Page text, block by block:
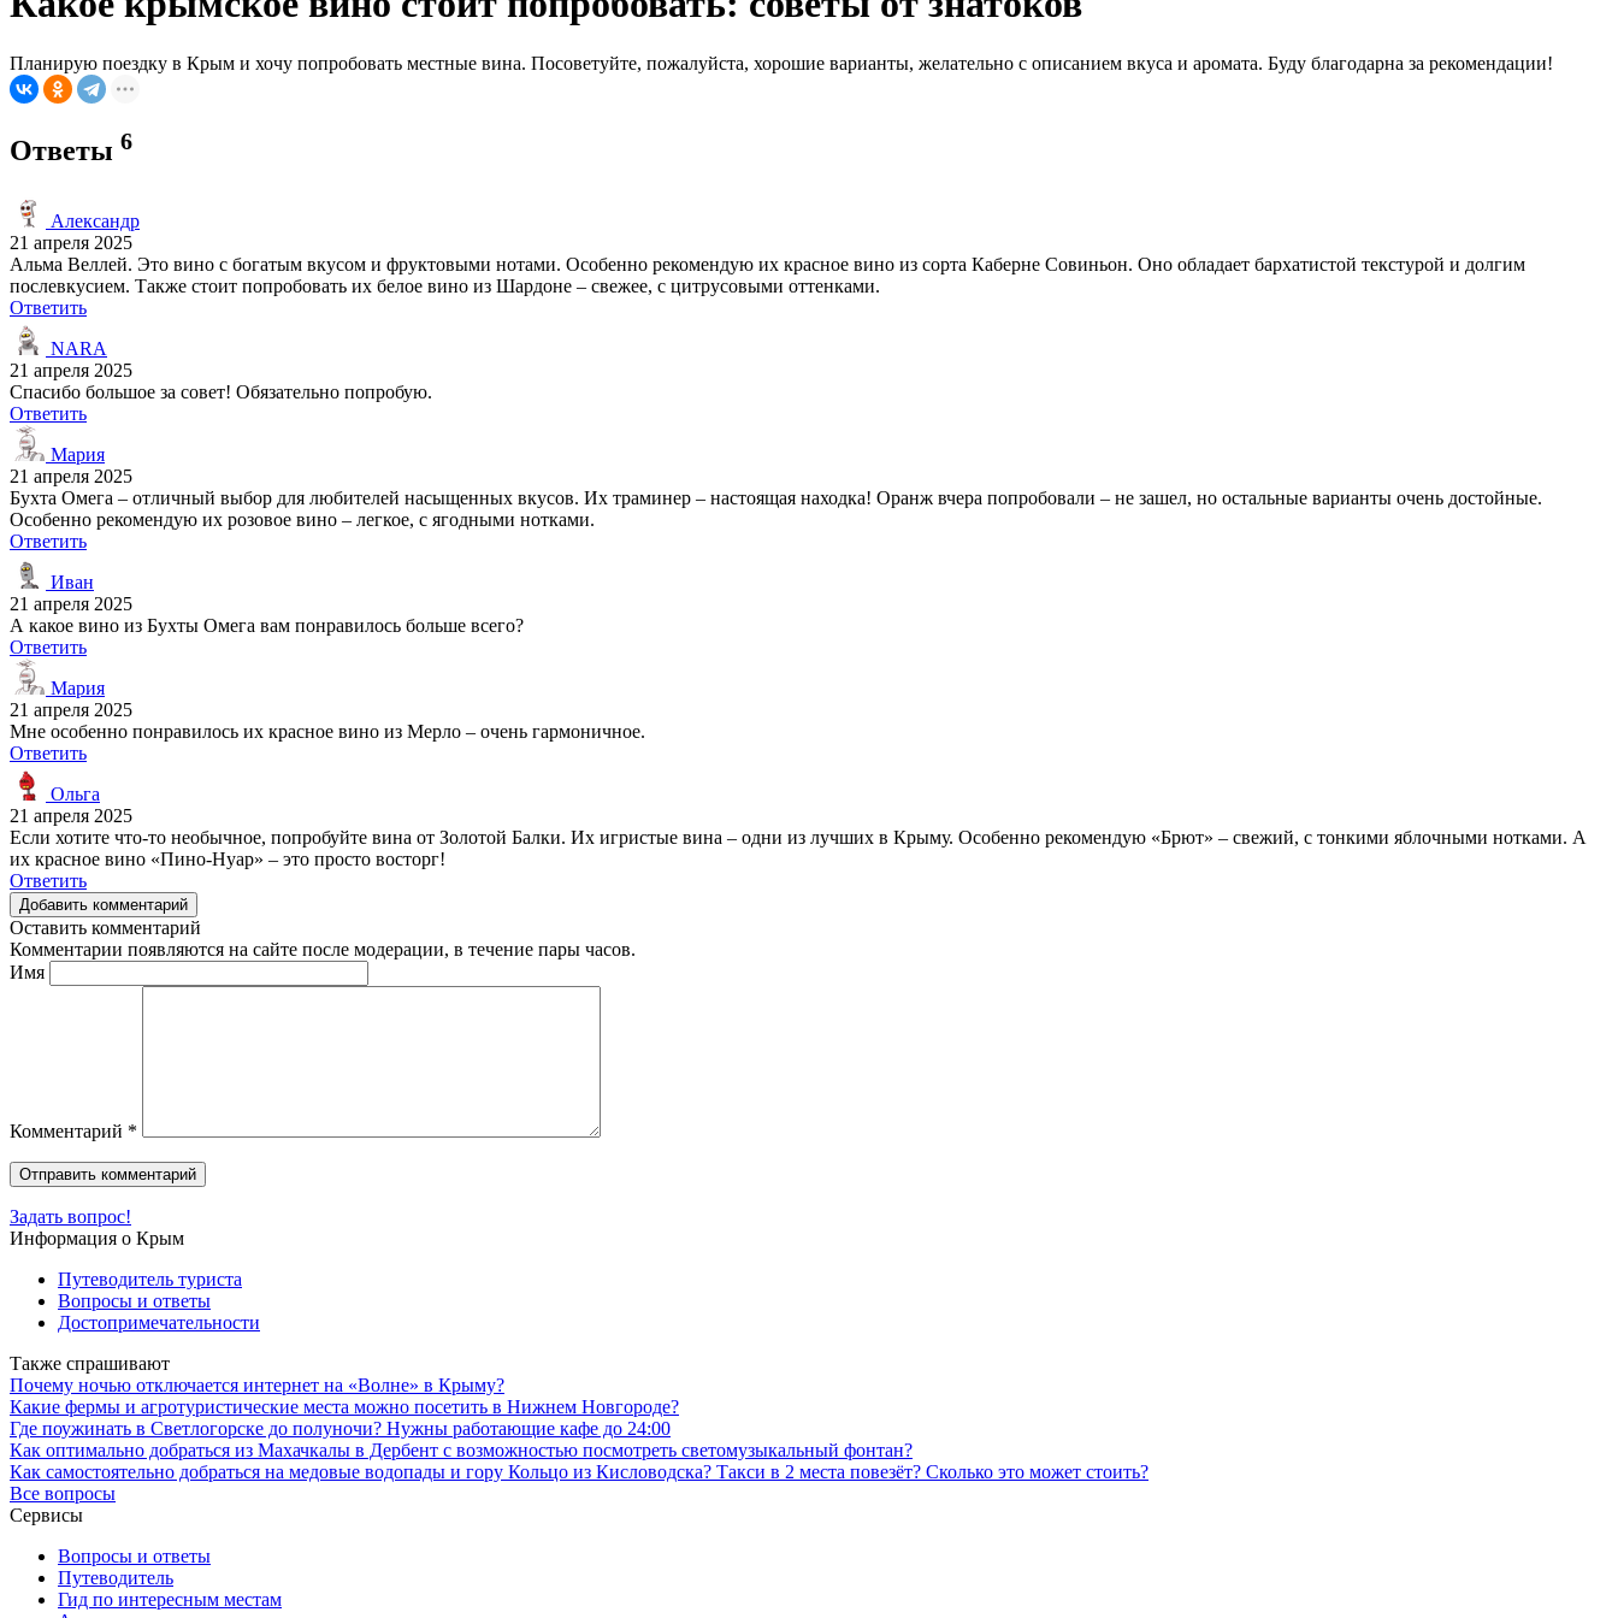
Планирую поездку в Крым и хочу попробовать местные вина. Посоветуйте, пожалуйста, хорошие варианты, желательно с описанием вкуса и аромата. Буду благодарна за рекомендации!
Ответы 6
Александр
21 апреля 2025
Альма Веллей. Это вино с богатым вкусом и фруктовыми нотами. Особенно рекомендую их красное вино из сорта Каберне Совиньон. Оно обладает бархатистой текстурой и долгим
послевкусием. Также стоит попробовать их белое вино из Шардоне – свежее, с цитрусовыми оттенками.
Ответить
NARA
21 апреля 2025
Спасибо большое за совет! Обязательно попробую.
Ответить
Мария
21 апреля 2025
Бухта Омега – отличный выбор для любителей насыщенных вкусов. Их траминер – настоящая находка! Оранж вчера попробовали – не зашел, но остальные варианты очень достойные.
Особенно рекомендую их розовое вино – легкое, с ягодными нотками.
Ответить
Иван
21 апреля 2025
А какое вино из Бухты Омега вам понравилось больше всего?
Ответить
Мария
21 апреля 2025
Мне особенно понравилось их красное вино из Мерло – очень гармоничное.
Ответить
Ольга
21 апреля 2025
Если хотите что-то необычное, попробуйте вина от Золотой Балки. Их игристые вина – одни из лучших в Крыму. Особенно рекомендую «Брют» – свежий, с тонкими яблочными нотками. А
их красное вино «Пино-Нуар» – это просто восторг!
Ответить
Добавить комментарий
Оставить комментарий
Комментарии появляются на сайте после модерации, в течение пары часов.
Имя
Комментарий *
Задать вопрос!
Информация о Крым
Путеводитель туриста
Вопросы и ответы
Достопримечательности
Также спрашивают
Почему ночью отключается интернет на «Волне» в Крыму?
Какие фермы и агротуристические места можно посетить в Нижнем Новгороде?
Где поужинать в Светлогорске до полуночи? Нужны работающие кафе до 24:00
Как оптимально добраться из Махачкалы в Дербент с возможностью посмотреть светомузыкальный фонтан?
Как самостоятельно добраться на медовые водопады и гору Кольцо из Кисловодска? Такси в 2 места повезёт? Сколько это может стоить?
Все вопросы
Сервисы
Вопросы и ответы
Путеводитель
Гид по интересным местам